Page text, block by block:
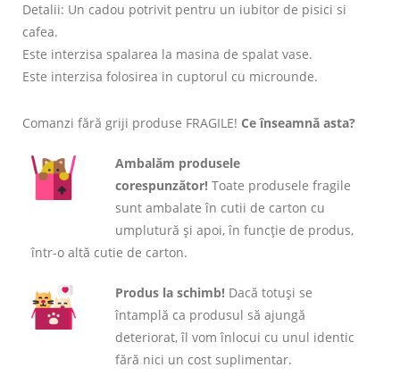
Detalii: Un cadou potrivit pentru un iubitor de pisici si
cafea.
Este interzisa spalarea la masina de spalat vase.
Este interzisa folosirea in cuptorul cu microunde.
Comanzi fără griji produse FRAGILE! Ce înseamnă asta?
Ambalăm produsele
corespunzător! Toate produsele fragile
sunt ambalate în cutii de carton cu
umplutură și apoi, în funcție de produs,
într-o altă cutie de carton.
Produs la schimb! Dacă totuși se
întamplă ca produsul să ajungă
deteriorat, îl vom înlocui cu unul identic
fără nici un cost suplimentar.